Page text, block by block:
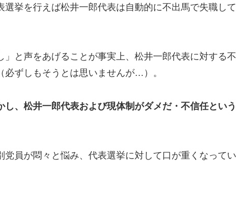
選挙を行えば松井一郎代表は自動的に不出馬で失職して
」と声をあげることが事実上、松井一郎代表に対する不
ずしもそうとは思いませんが…）。
し、松井一郎代表および現体制がダメだ・不信任という
党員が悶々と悩み、代表選挙に対して口が重くなってい